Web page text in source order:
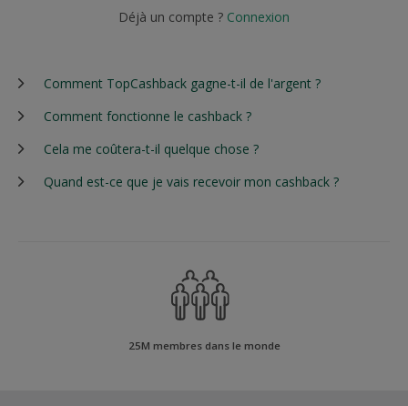
Déjà un compte ? Connexion
Comment TopCashback gagne-t-il de l'argent ?
Comment fonctionne le cashback ?
Cela me coûtera-t-il quelque chose ?
Quand est-ce que je vais recevoir mon cashback ?
25M membres dans le monde